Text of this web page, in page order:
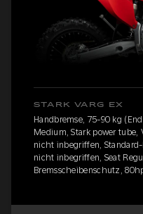
STARK VARG EX
Handbremse, 75-90 kg
Medium, Stark power tube,
nicht inbegriffen,
nicht inbegriffen, Seat
Bremsscheibenschutz,